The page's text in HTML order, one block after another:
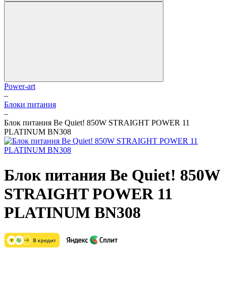
Power-art
–
Блоки питания
–
Блок питания Be Quiet! 850W STRAIGHT POWER 11
PLATINUM BN308
Блок питания Be Quiet! 850W
STRAIGHT POWER 11
PLATINUM BN308